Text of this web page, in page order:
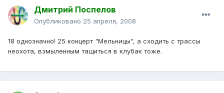
Дмитрий Поспелов
Опубликовано 25 апреля, 2008
18 однозначно! 25 концерт "Мельницы", а сходить с трассы
неохота, взмыленным тащиться в клубак тоже.